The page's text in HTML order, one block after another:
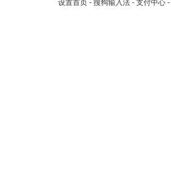
设置首页 - 搜狗输入法 - 支付中心 -